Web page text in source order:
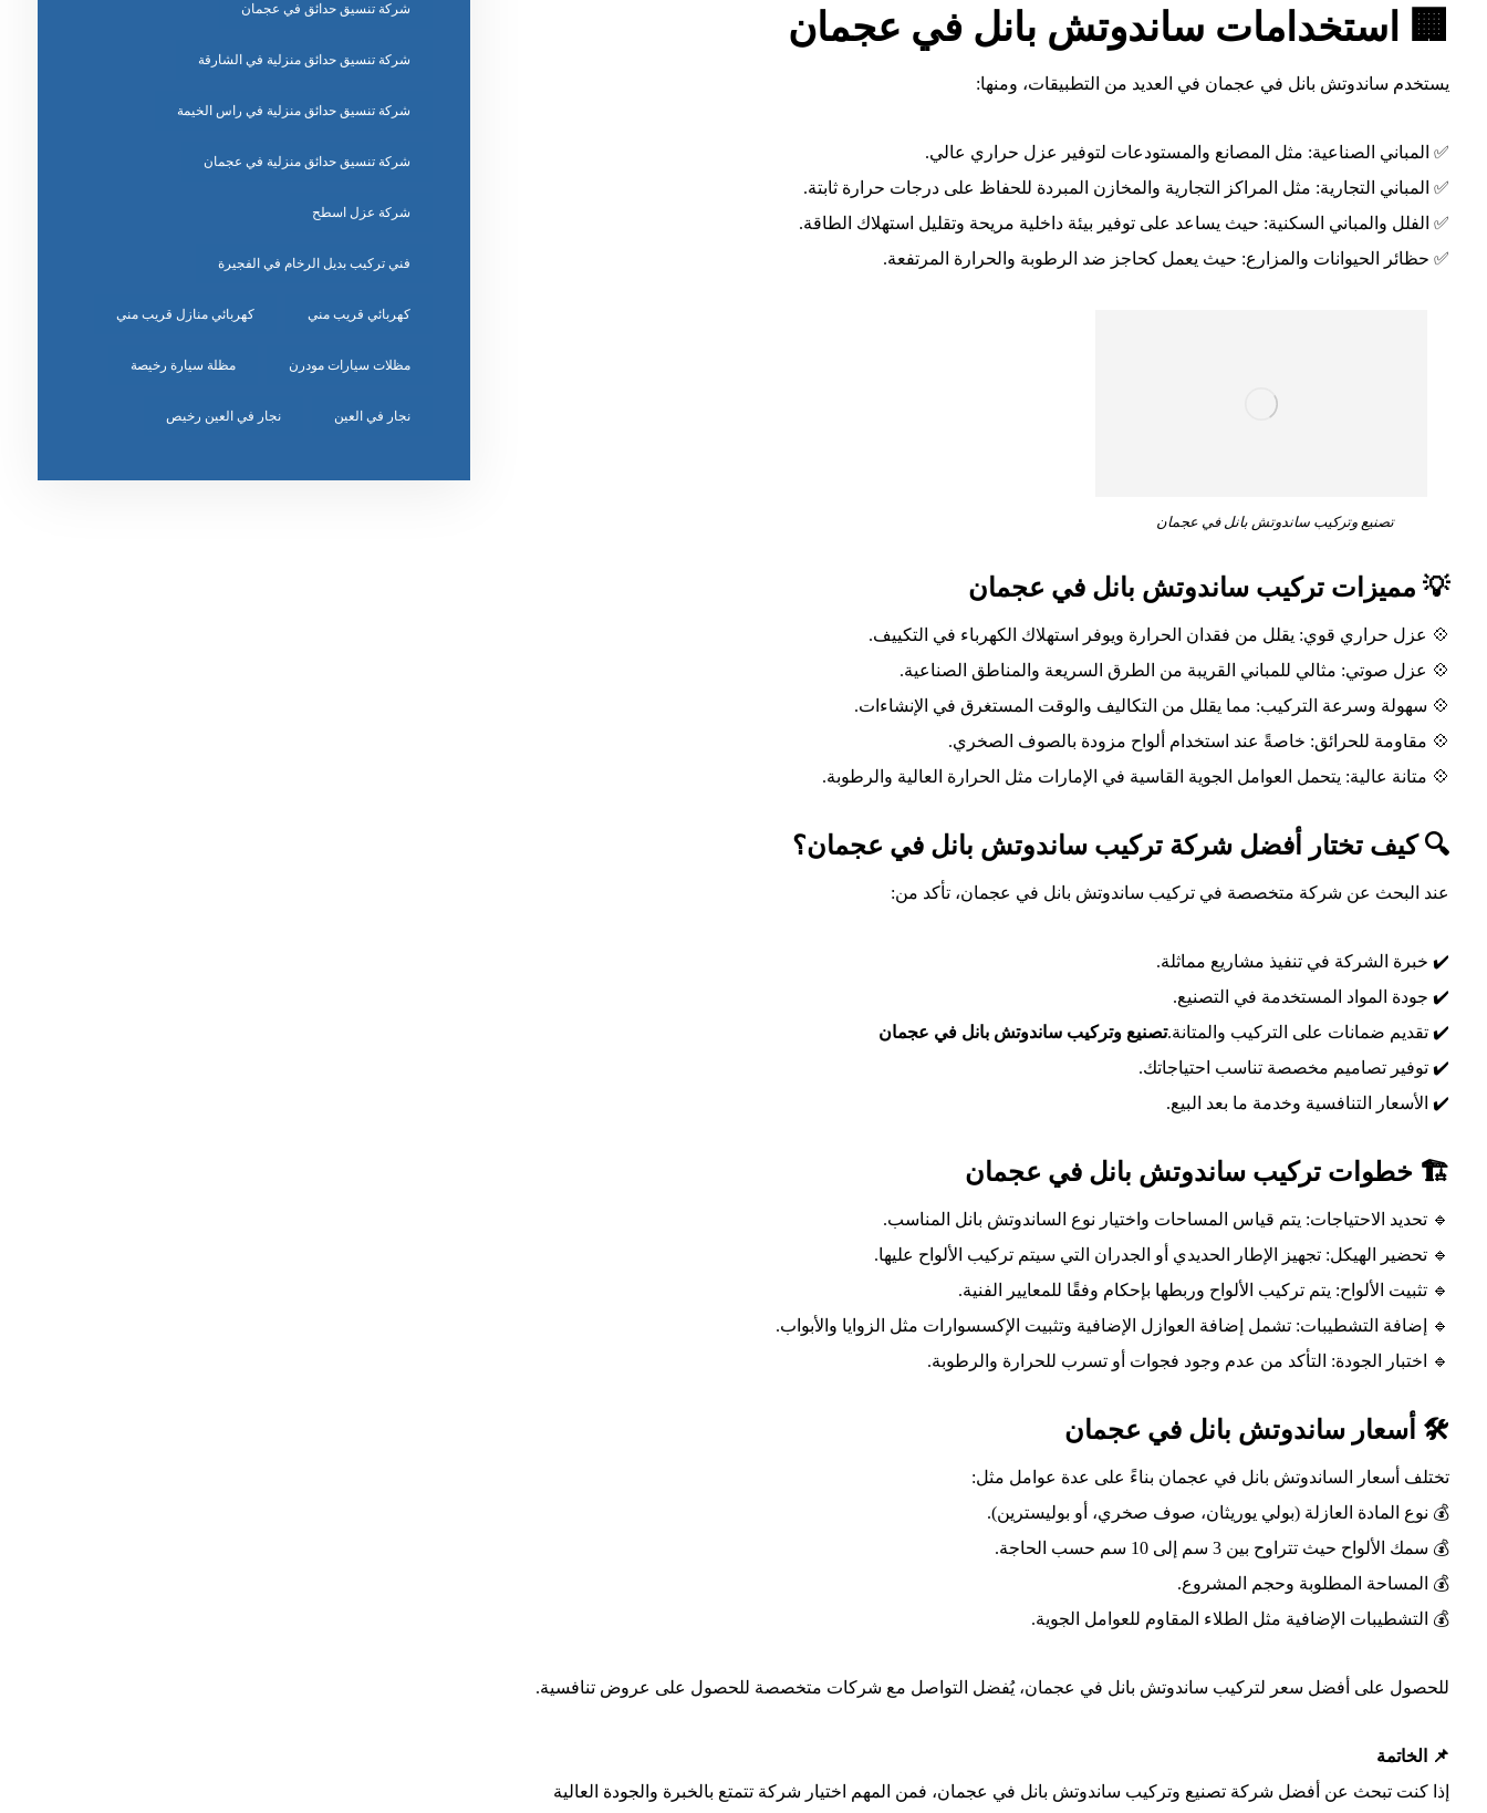
🏢 استخدامات ساندوتش بانل في عجمان
يستخدم ساندوتش بانل في عجمان في العديد من التطبيقات، ومنها:
✅ المباني الصناعية: مثل المصانع والمستودعات لتوفير عزل حراري عالي.
✅ المباني التجارية: مثل المراكز التجارية والمخازن المبردة للحفاظ على درجات حرارة ثابتة.
✅ الفلل والمباني السكنية: حيث يساعد على توفير بيئة داخلية مريحة وتقليل استهلاك الطاقة.
✅ حظائر الحيوانات والمزارع: حيث يعمل كحاجز ضد الرطوبة والحرارة المرتفعة.
تصنيع وتركيب ساندوتش بانل في عجمان
💡 مميزات تركيب ساندوتش بانل في عجمان
💠 عزل حراري قوي: يقلل من فقدان الحرارة ويوفر استهلاك الكهرباء في التكييف.
💠 عزل صوتي: مثالي للمباني القريبة من الطرق السريعة والمناطق الصناعية.
💠 سهولة وسرعة التركيب: مما يقلل من التكاليف والوقت المستغرق في الإنشاءات.
💠 مقاومة للحرائق: خاصةً عند استخدام ألواح مزودة بالصوف الصخري.
💠 متانة عالية: يتحمل العوامل الجوية القاسية في الإمارات مثل الحرارة العالية والرطوبة.
🔍 كيف تختار أفضل شركة تركيب ساندوتش بانل في عجمان؟
عند البحث عن شركة متخصصة في تركيب ساندوتش بانل في عجمان، تأكد من:
✔️ خبرة الشركة في تنفيذ مشاريع مماثلة.
✔️ جودة المواد المستخدمة في التصنيع.
✔️ تقديم ضمانات على التركيب والمتانة.تصنيع وتركيب ساندوتش بانل في عجمان
✔️ توفير تصاميم مخصصة تناسب احتياجاتك.
✔️ الأسعار التنافسية وخدمة ما بعد البيع.
🏗️ خطوات تركيب ساندوتش بانل في عجمان
🔹 تحديد الاحتياجات: يتم قياس المساحات واختيار نوع الساندوتش بانل المناسب.
🔹 تحضير الهيكل: تجهيز الإطار الحديدي أو الجدران التي سيتم تركيب الألواح عليها.
🔹 تثبيت الألواح: يتم تركيب الألواح وربطها بإحكام وفقًا للمعايير الفنية.
🔹 إضافة التشطيبات: تشمل إضافة العوازل الإضافية وتثبيت الإكسسوارات مثل الزوايا والأبواب.
🔹 اختبار الجودة: التأكد من عدم وجود فجوات أو تسرب للحرارة والرطوبة.
🛠️ أسعار ساندوتش بانل في عجمان
تختلف أسعار الساندوتش بانل في عجمان بناءً على عدة عوامل مثل:
💰 نوع المادة العازلة (بولي يوريثان، صوف صخري، أو بوليسترين).
💰 سمك الألواح حيث تتراوح بين 3 سم إلى 10 سم حسب الحاجة.
💰 المساحة المطلوبة وحجم المشروع.
💰 التشطيبات الإضافية مثل الطلاء المقاوم للعوامل الجوية.
للحصول على أفضل سعر لتركيب ساندوتش بانل في عجمان، يُفضل التواصل مع شركات متخصصة للحصول على عروض تنافسية.
📌 الخاتمة
إذا كنت تبحث عن أفضل شركة تصنيع وتركيب ساندوتش بانل في عجمان، فمن المهم اختيار شركة تتمتع بالخبرة والجودة العالية
شركة تنسيق حدائق في عجمان
شركة تنسيق حدائق منزلية في الشارقة
شركة تنسيق حدائق منزلية في راس الخيمة
شركة تنسيق حدائق منزلية في عجمان
شركة عزل اسطح
فني تركيب بديل الرخام في الفجيرة
كهربائي قريب مني كهربائي منازل قريب مني
مظلات سيارات مودرن مظلة سيارة رخيصة
نجار في العين نجار في العين رخيص